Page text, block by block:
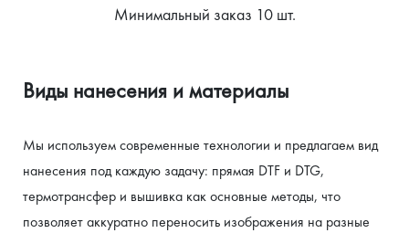
Минимальный заказ 10 шт.
Виды нанесения и материалы
Мы используем современные технологии и предлагаем вид
нанесения под каждую задачу: прямая DTF и DTG,
термотрансфер и вышивка как основные методы, что
позволяет аккуратно переносить изображения на разные